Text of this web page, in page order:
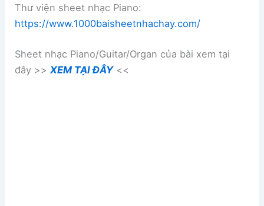
Thư viện sheet nhạc Piano:
https://www.1000baisheetnhachay.com/
Sheet nhạc Piano/Guitar/Organ của bài xem tại
đây >>XEM TẠI ĐÂY<<